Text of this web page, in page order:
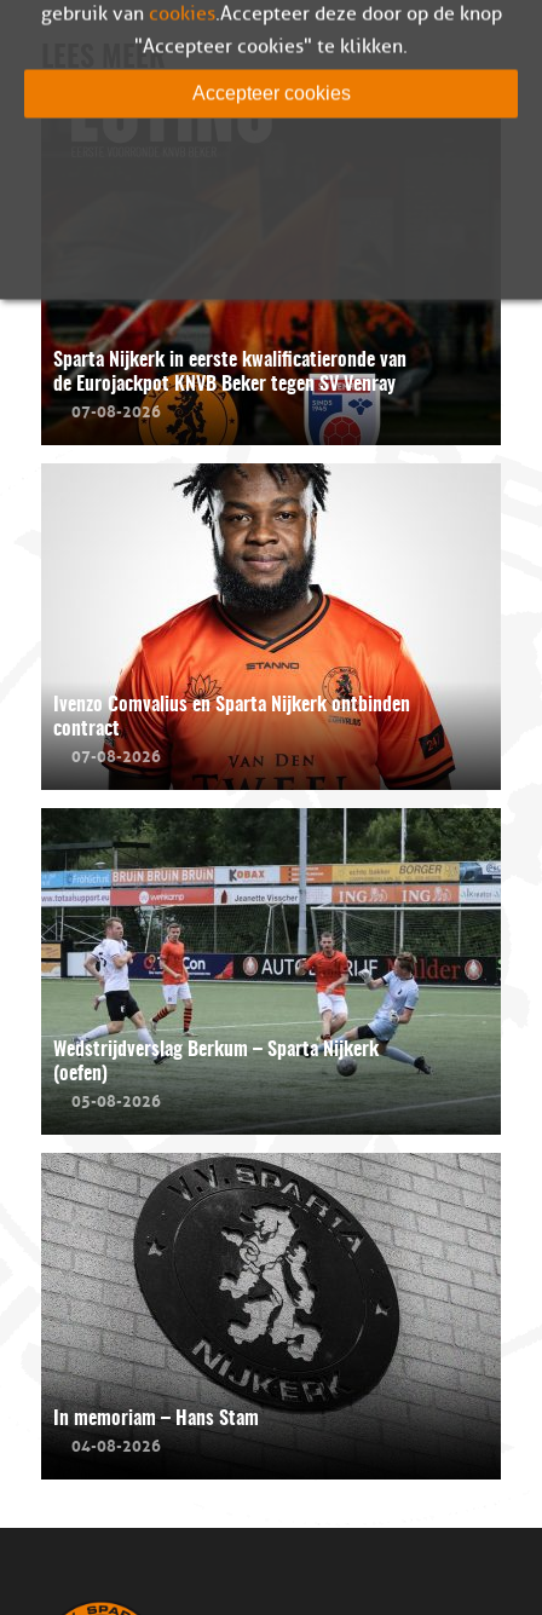
LEES MEER
Sparta Nijkerk in eerste kwalificatieronde van
de Eurojackpot KNVB Beker tegen SV Venray
07-08-2026
Ivenzo Comvalius en Sparta Nijkerk ontbinden
contract
07-08-2026
Wedstrijdverslag Berkum – Sparta Nijkerk
(oefen)
05-08-2026
In memoriam – Hans Stam
04-08-2026
gebruik van cookies. Accepteer deze door op de knop
"Accepteer cookies" te klikken.
Accepteer cookies